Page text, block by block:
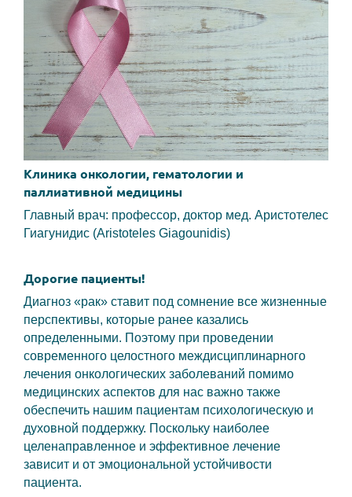
Клиника онкологии, гематологии и
паллиативной медицины
Главный врач: профессор, доктор мед. Аристотелес
Гиагунидис (Aristoteles Giagounidis)
Дорогие пациенты!
Диагноз «рак» ставит под сомнение все жизненные
перспективы, которые ранее казались
определенными. Поэтому при проведении
современного целостного междисциплинарного
лечения онкологических заболеваний помимо
медицинских аспектов для нас важно также
обеспечить нашим пациентам психологическую и
духовной поддержку. Поскольку наиболее
целенаправленное и эффективное лечение
зависит и от эмоциональной устойчивости
пациента.